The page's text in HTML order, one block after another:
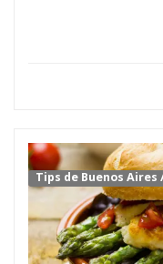
Tips de Buenos Aires